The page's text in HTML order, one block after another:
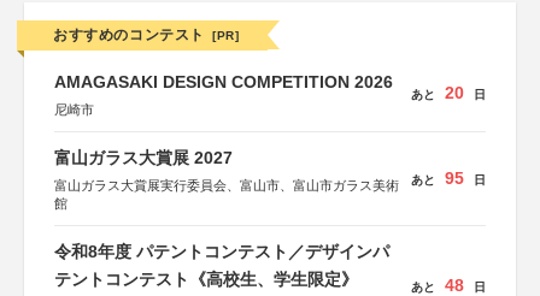
おすすめのコンテスト [PR]
AMAGASAKI DESIGN COMPETITION 2026
尼崎市
あと 20 日
富山ガラス大賞展 2027
富山ガラス大賞展実行委員会、富山市、富山市ガラス美術
館
あと 95 日
令和8年度 パテントコンテスト／デザインパ
テントコンテスト《高校生、学生限定》
あと 48 日